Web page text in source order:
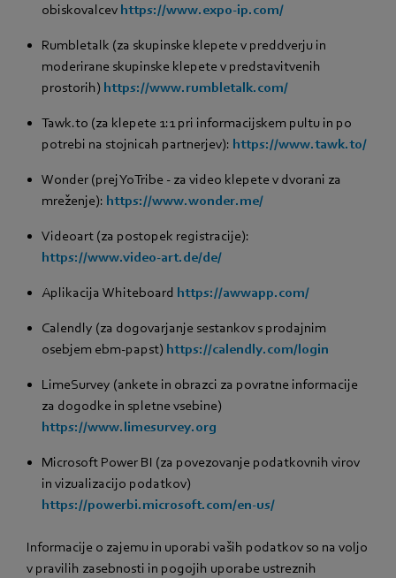
obiskovalcev https://www.expo-ip.com/
Rumbletalk (za skupinske klepete v preddverju in
moderirane skupinske klepete v predstavitvenih
prostorih) https://www.rumbletalk.com/
Tawk.to (za klepete 1:1 pri informacijskem pultu in po
potrebi na stojnicah partnerjev): https://www.tawk.to/
Wonder (prej YoTribe - za video klepete v dvorani za
mreženje): https://www.wonder.me/
Videoart (za postopek registracije):
https://www.video-art.de/de/
Aplikacija Whiteboard https://awwapp.com/
Calendly (za dogovarjanje sestankov s prodajnim
osebjem ebm‑papst) https://calendly.com/login
LimeSurvey (ankete in obrazci za povratne informacije
za dogodke in spletne vsebine)
https://www.limesurvey.org
Microsoft Power BI (za povezovanje podatkovnih virov
in vizualizacijo podatkov)
https://powerbi.microsoft.com/en-us/
Informacije o zajemu in uporabi vaših podatkov so na voljo
v pravilih zasebnosti in pogojih uporabe ustreznih